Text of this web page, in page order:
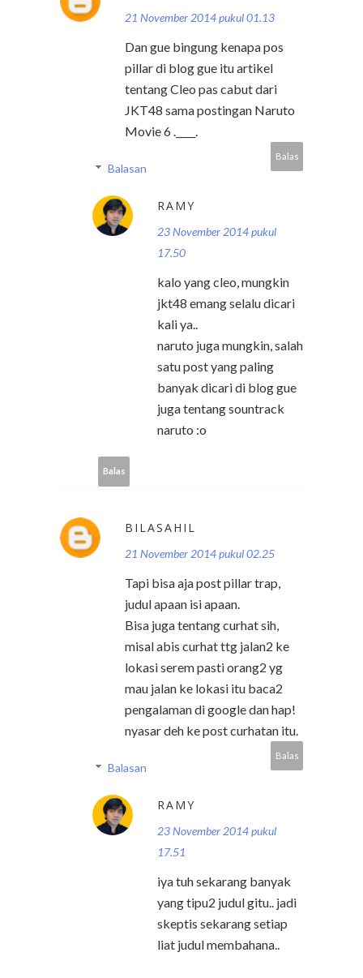
21 November 2014 pukul 01.13
Dan gue bingung kenapa pos
pillar di blog gue itu artikel
tentang Cleo pas cabut dari
JKT48 sama postingan Naruto
Movie 6 .____.
Balas
Balasan
RAMY
23 November 2014 pukul
17.50
kalo yang cleo, mungkin
jkt48 emang selalu dicari
kali ya..
naruto juga mungkin, salah
satu post yang paling
banyak dicari di blog gue
juga tentang sountrack
naruto :o
Balas
BILASAHIL
21 November 2014 pukul 02.25
Tapi bisa aja post pillar trap,
judul apaan isi apaan.
Bisa juga tentang curhat sih,
misal abis curhat ttg jalan2 ke
lokasi serem pasti orang2 yg
mau jalan ke lokasi itu baca2
pengalaman di google dan hap!
nyasar deh ke post curhatan itu.
Balas
Balasan
RAMY
23 November 2014 pukul
17.51
iya tuh sekarang banyak
yang tipu2 judul gitu.. jadi
skeptis sekarang setiap
liat judul membahana..